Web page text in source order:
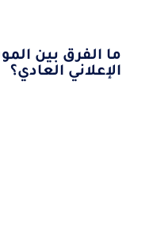
ما الفرق بين
الإعلاني العادي؟